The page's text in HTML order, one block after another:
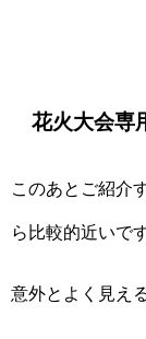
花火大会専
このあとご紹介
ら比較的近いです
意外とよく見え